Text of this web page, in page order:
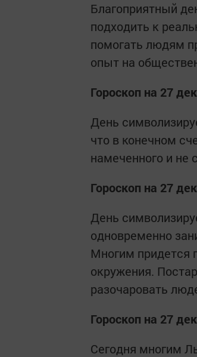
Благоприятный
подходить к
помогать людям
опыт на
Гороскоп на 27
День
что в конечном
намеченного и не
Гороскоп на 27
День
одновременно
Многим придется
окружения.
разочаровать
Гороскоп на 27
Сегодня многим